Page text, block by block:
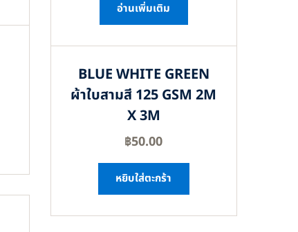
อ่านเพิ่มเติม
BLUE WHITE GREEN
ผ้าใบสามสี 125 GSM 2M
X 3M
฿50.00
หยิบใส่ตะกร้า